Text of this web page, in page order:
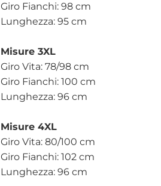
Giro Fianchi: 98 cm
Lunghezza: 95 cm
Misure 3XL
Giro Vita: 78/98 cm
Giro Fianchi: 100 cm
Lunghezza: 96 cm
Misure 4XL
Giro Vita: 80/100 cm
Giro Fianchi: 102 cm
Lunghezza: 96 cm